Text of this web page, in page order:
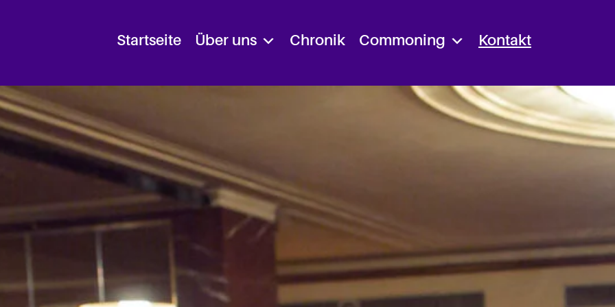
Startseite Über uns Chronik Commoning Kontakt